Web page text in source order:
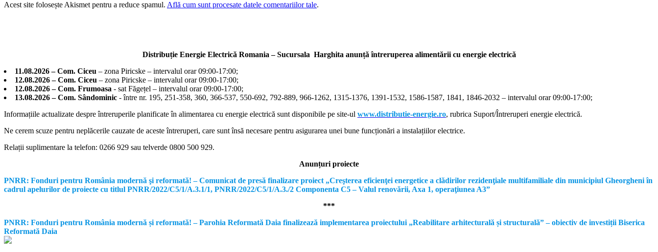
Acest site folosește Akismet pentru a reduce spamul. Află cum sunt procesate datele comentariilor tale.
Distribuție Energie Electrică Romania – Sucursala Harghita anunță întreruperea alimentării cu energie electrică
11.08.2026 – Com. Ciceu – zona Piricske – intervalul orar 09:00-17:00;
12.08.2026 – Com. Ciceu – zona Piricske – intervalul orar 09:00-17:00;
12.08.2026 – Com. Frumoasa - sat Făgețel – intervalul orar 09:00-17:00;
13.08.2026 – Com. Sândominic - între nr. 195, 251-358, 360, 366-537, 550-692, 792-889, 966-1262, 1315-1376, 1391-1532, 1586-1587, 1841, 1846-2032 – intervalul orar 09:00-17:00;
Informațiile actualizate despre întreruperile planificate în alimentarea cu energie electrică sunt disponibile pe site-ul www.distributie-energie.ro, rubrica Suport/Întreruperi energie electrică.
Ne cerem scuze pentru neplăcerile cauzate de aceste întreruperi, care sunt însă necesare pentru asigurarea unei bune funcționări a instalațiilor electrice.
Relații suplimentare la telefon: 0266 929 sau telverde 0800 500 929.
Anunțuri proiecte
PNRR: Fonduri pentru România modernă şi reformată! – Comunicat de presă finalizare proiect „Creşterea eficienţei energetice a clădirilor rezidenţiale multifamiliale din municipiul Gheorgheni în
cadrul apelurilor de proiecte cu titlul PNRR/2022/C5/1/A.3.1/1, PNRR/2022/C5/1/A.3./2 Componenta C5 – Valul renovării, Axa 1, operaţiunea A3”
***
PNRR: Fonduri pentru România modernă și reformată! – Parohia Reformată Daia finalizează implementarea proiectului „Reabilitare arhitecturală și structurală” – obiectiv de investiții Biserica
Reformată Daia